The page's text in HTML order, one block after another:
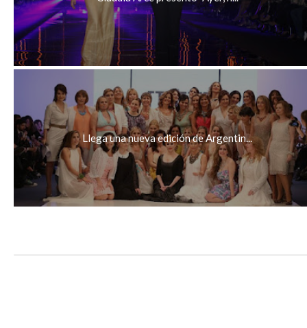
Llega una nueva edición de Argentin...